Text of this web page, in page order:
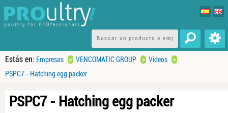
Estás en: Empresas > VENCOMATIC GROUP > Videos >
PSPC7 - Hatching egg packer
PSPC7 - Hatching egg packer